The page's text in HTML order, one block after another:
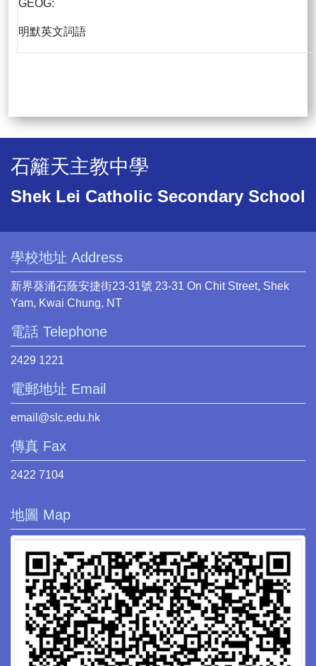
GEOG:
明默英文詞語
石籬天主教中學
Shek Lei Catholic Secondary School
學校地址 Address
新界葵涌石蔭安捷街23-31號 23-31 On Chit Street, Shek
Yam, Kwai Chung, NT
電話 Telephone
2429 1221
電郵地址 Email
email@slc.edu.hk
傳真 Fax
2422 7104
地圖 Map